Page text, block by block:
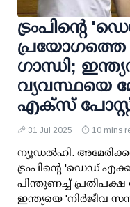
ട്രംപിന്റെ
പ്രയോഗത്തെ
ഗാന്ധി;
വ്യവസ്ഥയെ
എക്‌സ്
31 Jul 2025 10 mins
ന്യൂഡല്‍ഹി:
ട്രംപിന്റെ 'ഡെഡ്
പിന്തുണച്ച്
ഇന്ത്യയെ 'നിര്‍ജീവ